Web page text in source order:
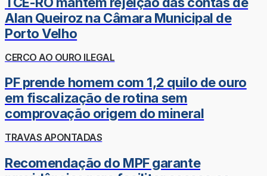
Alan Queiroz na Câmara Municipal de
Porto Velho
CERCO AO OURO ILEGAL
PF prende homem com 1,2 quilo de ouro
em fiscalização de rotina sem
comprovação origem do mineral
TRAVAS APONTADAS
Recomendação do MPF garante